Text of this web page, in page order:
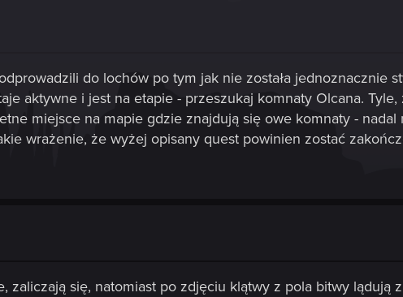
do lochów po tym jak nie została jednoznacznie
aktywne i jest na etapie - przeszukaj komnaty Olcana.
miejsce na mapie gdzie znajdują się owe komnaty -
wrażenie, że wyżej opisany quest powinien zostać
zaliczają się, natomiast po zdjęciu klątwy z pola bitwy lądują